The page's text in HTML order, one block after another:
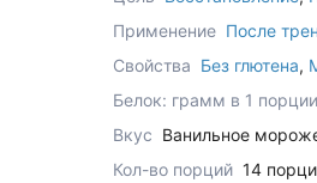
Применение После
Свойства Без глютена,
Белок: грамм в 1 порции
Вкус Ванильное
Кол-во порций 14